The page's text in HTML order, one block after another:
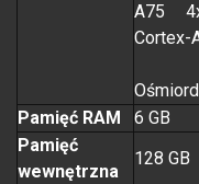
A75
Cortex-
Pamięć RAM 6 GB
Pamięć
wewnętrzna
128 GB